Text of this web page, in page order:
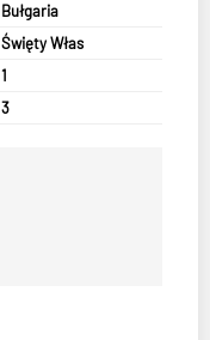
Bułgaria
Święty Włas
1
3